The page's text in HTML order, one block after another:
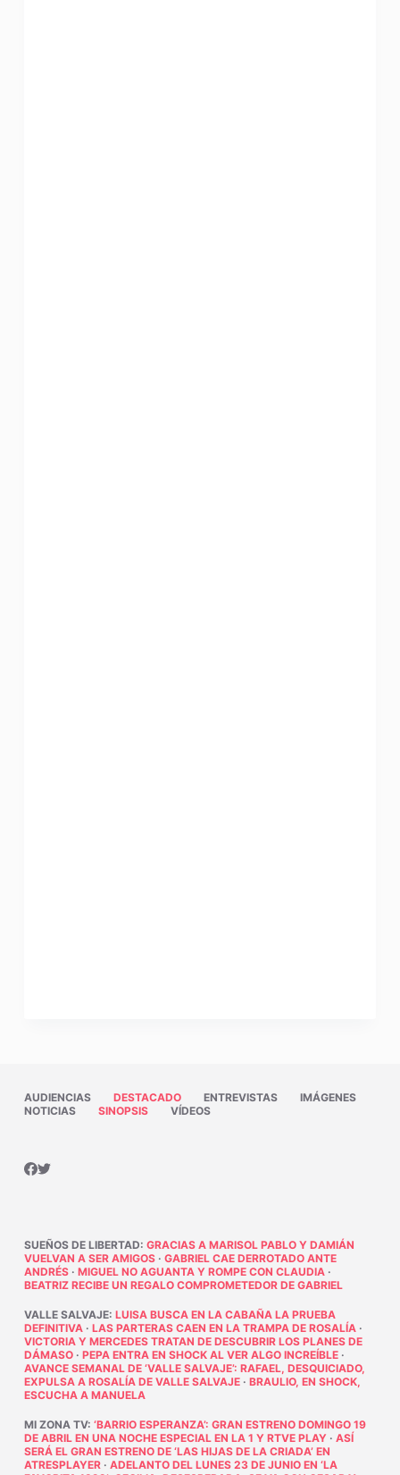
AUDIENCIAS DESTACADO ENTREVISTAS
IMÁGENES
NOTICIAS
SINOPSIS VÍDEOS
SUEÑOS DE LIBERTAD: GRACIAS A MARISOL PABLO Y DAMIÁN
VUELVAN A SER AMIGOS· GABRIEL CAE DERROTADO ANTE
ANDRÉS· MIGUEL NO AGUANTA Y ROMPE CON CLAUDIA·
BEATRIZ RECIBE UN REGALO COMPROMETEDOR DE GABRIEL
VALLE SALVAJE: LUISA BUSCA EN LA CABAÑA LA PRUEBA
DEFINITIVA· LAS PARTERAS CAEN EN LA TRAMPA DE ROSALÍA·
VICTORIA Y MERCEDES TRATAN DE DESCUBRIR LOS PLANES DE
DÁMASO· PEPA ENTRA EN SHOCK AL VER ALGO INCREÍBLE·
AVANCE SEMANAL DE ‘VALLE SALVAJE’: RAFAEL, DESQUICIADO,
EXPULSA A ROSALÍA DE VALLE SALVAJE· BRAULIO, EN SHOCK,
ESCUCHA A MANUELA
MI ZONA TV: ‘BARRIO ESPERANZA’: GRAN ESTRENO DOMINGO 19
DE ABRIL EN UNA NOCHE ESPECIAL EN LA 1 Y RTVE PLAY· ASÍ
SERÁ EL GRAN ESTRENO DE ‘LAS HIJAS DE LA CRIADA’ EN
ATRESPLAYER· ADELANTO DEL LUNES 23 DE JUNIO EN ‘LA